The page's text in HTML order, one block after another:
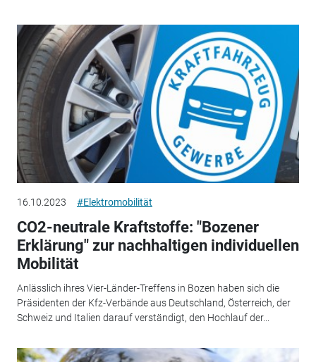
16.10.2023 #Elektromobilität
CO2-neutrale Kraftstoffe: "Bozener
Erklärung" zur nachhaltigen individuellen
Mobilität
Anlässlich ihres Vier-Länder-Treffens in Bozen haben sich die
Präsidenten der Kfz-Verbände aus Deutschland, Österreich, der
Schweiz und Italien darauf verständigt, den Hochlauf der...